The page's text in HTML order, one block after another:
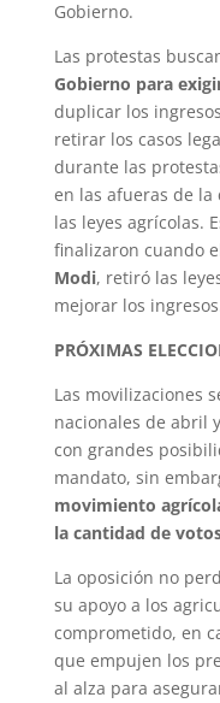
Gobierno.
Las protestas
Gobierno para
duplicar los
retirar los casos
durante las
en las afueras de
las leyes agrícolas.
finalizaron cuando
Modi, retiró las
mejorar los
PRÓXIMAS
Las movilizaciones
nacionales de abril
con grandes
mandato, sin
movimiento
la cantidad de
La oposición no
su apoyo a los
comprometido, en
que empujen los
al alza para